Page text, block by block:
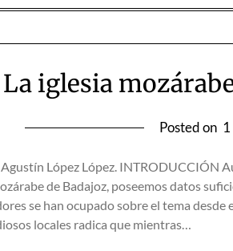
La iglesia
Posted on
López López. INTRODUCCIÓN
de Badajoz, poseemos datos
se han ocupado sobre el tema
locales radica que mientras…